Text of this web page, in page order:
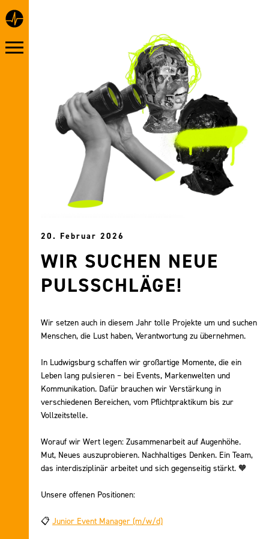
20. Februar 2026
WIR SUCHEN NEUE
PULSSCHLÄGE!
Wir setzen auch in diesem Jahr tolle Projekte um und suchen
Menschen, die Lust haben, Verantwortung zu übernehmen.
In Ludwigsburg schaffen wir großartige Momente, die ein
Leben lang pulsieren – bei Events, Markenwelten und
Kommunikation. Dafür brauchen wir Verstärkung in
verschiedenen Bereichen, vom Pflichtpraktikum bis zur
Vollzeitstelle.
Worauf wir Wert legen: Zusammenarbeit auf Augenhöhe.
Mut, Neues auszuprobieren. Nachhaltiges Denken. Ein Team,
das interdisziplinär arbeitet und sich gegenseitig stärkt. 🧡
Unsere offenen Positionen:
📋 Junior Event Manager (m/w/d)